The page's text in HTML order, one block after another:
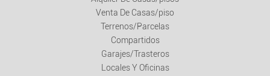
Venta De Casas/piso
Terrenos/Parcelas
Compartidos
Garajes/Trasteros
Locales Y Oficinas